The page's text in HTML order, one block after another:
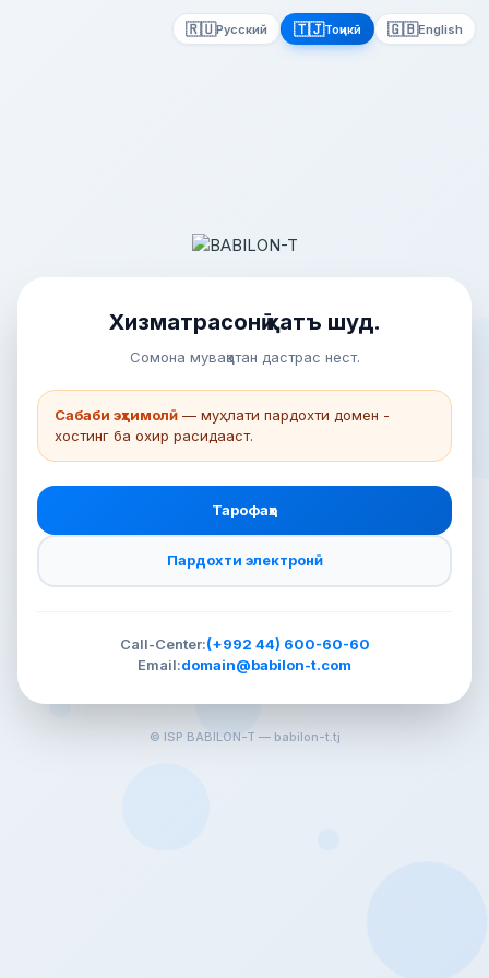
🇷🇺Русский 🇹🇯Тоҷикӣ 🇬🇧English
Хизматрасонӣ қатъ шуд.
Сомона муваққатан дастрас нест.
Сабаби эҳтимолӣ — муҳлати пардохти домен -
хостинг ба охир расидааст.
Тарофаҳо
Пардохти электронӣ
Call-Center:(+992 44) 600-60-60
Email:domain@babilon-t.com
© ISP BABILON-T — babilon-t.tj